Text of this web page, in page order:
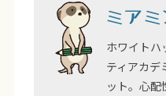
ミアミ
ホワイトハ
ティアカデ
ット。心配